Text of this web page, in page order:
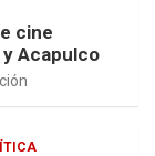
cine
Acapulco